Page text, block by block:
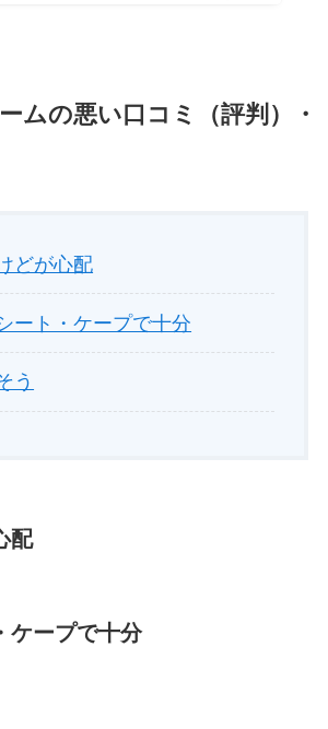
ムの悪い口コミ（評判）・
どが心配
ート・ケープで十分
う
配
ケープで十分